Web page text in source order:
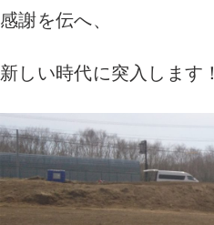
感謝を伝へ、
新しい時代に突入します！